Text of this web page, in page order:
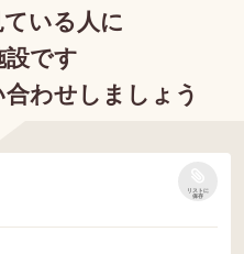
いる人に
です
わせしましょう
リストに
保存